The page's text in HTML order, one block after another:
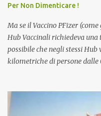
che abbiamo elencato sopra...
Per Non Dimenticare !
Ma se il Vaccino PFizer
Hub Vaccinali richiedeva una
possibile che negli stessi
kilometriche di persone dalle
Vaccino come: l' Amaro del
andava bene anche, a